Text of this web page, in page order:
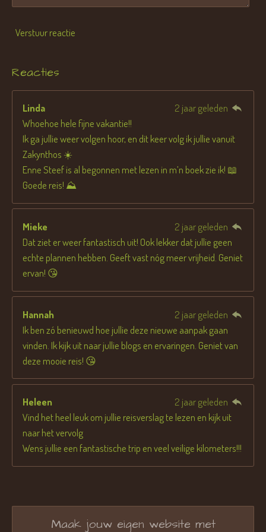
Verstuur reactie
Reacties
Linda
2 jaar geleden
Whoehoe hele fijne vakantie!!
Ik ga jullie weer volgen hoor, en dit keer volg ik jullie vanuit
Zakynthos ☀️
Enne Steef is al begonnen met lezen in m’n boek zie ik! 📖
Goede reis! ⛰️
Mieke
2 jaar geleden
Dat ziet er weer fantastisch uit! Ook lekker dat jullie geen
echte plannen hebben. Geeft vast nóg meer vrijheid. Geniet
ervan! 😘
Hannah
2 jaar geleden
Ik ben zó benieuwd hoe jullie deze nieuwe aanpak gaan
vinden. Ik kijk uit naar jullie blogs en ervaringen. Geniet van
deze mooie reis! 😘
Heleen
2 jaar geleden
Vind het heel leuk om jullie reisverslag te lezen en kijk uit
naar het vervolg
Wens jullie een fantastische trip en veel veilige kilometers!!!
Maak jouw eigen website met